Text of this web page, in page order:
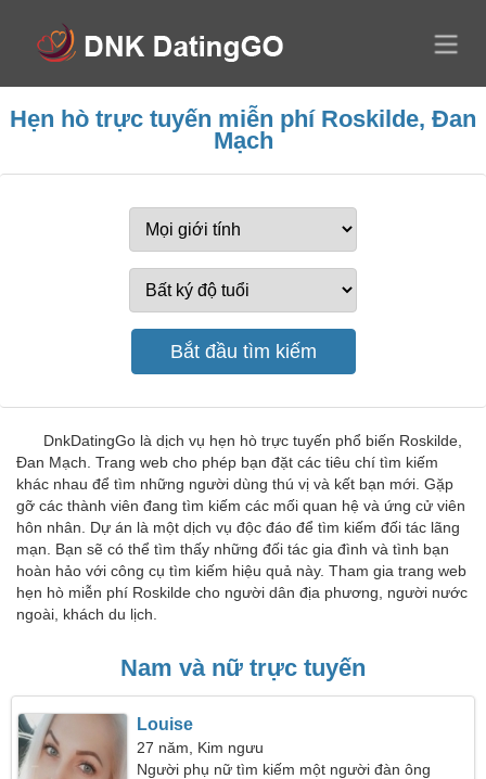
Hẹn hò trực tuyến miễn phí Roskilde, Đan
Mạch
DnkDatingGo là dịch vụ hẹn hò trực tuyến phổ biến Roskilde,
Đan Mạch. Trang web cho phép bạn đặt các tiêu chí tìm kiếm
khác nhau để tìm những người dùng thú vị và kết bạn mới. Gặp
gỡ các thành viên đang tìm kiếm các mối quan hệ và ứng cử viên
hôn nhân. Dự án là một dịch vụ độc đáo để tìm kiếm đối tác lãng
mạn. Bạn sẽ có thể tìm thấy những đối tác gia đình và tình bạn
hoàn hảo với công cụ tìm kiếm hiệu quả này. Tham gia trang web
hẹn hò miễn phí Roskilde cho người dân địa phương, người nước
ngoài, khách du lịch.
Nam và nữ trực tuyến
Louise
27 năm, Kim ngưu
Người phụ nữ tìm kiếm một người đàn ông